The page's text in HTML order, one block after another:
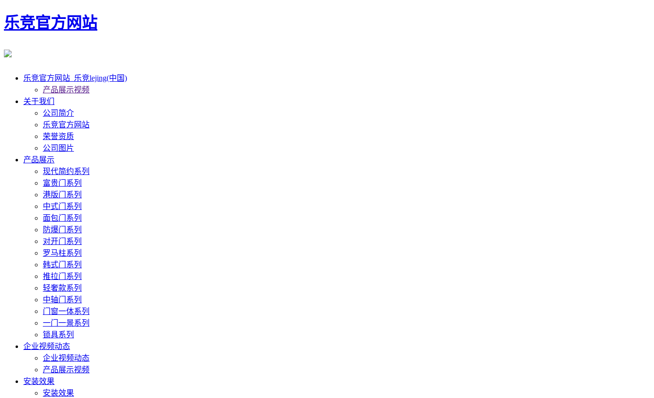
乐竞官方网站
乐竞官方网站_乐竞lejing(中国)
产品展示视频
关于我们
公司简介
乐竞官方网站
荣誉资质
公司图片
产品展示
现代简约系列
富贵门系列
港版门系列
中式门系列
面包门系列
防爆门系列
对开门系列
罗马柱系列
韩式门系列
推拉门系列
轻奢款系列
中轴门系列
门窗一体系列
一门一景系列
锁具系列
企业视频动态
企业视频动态
产品展示视频
安装效果
安装效果